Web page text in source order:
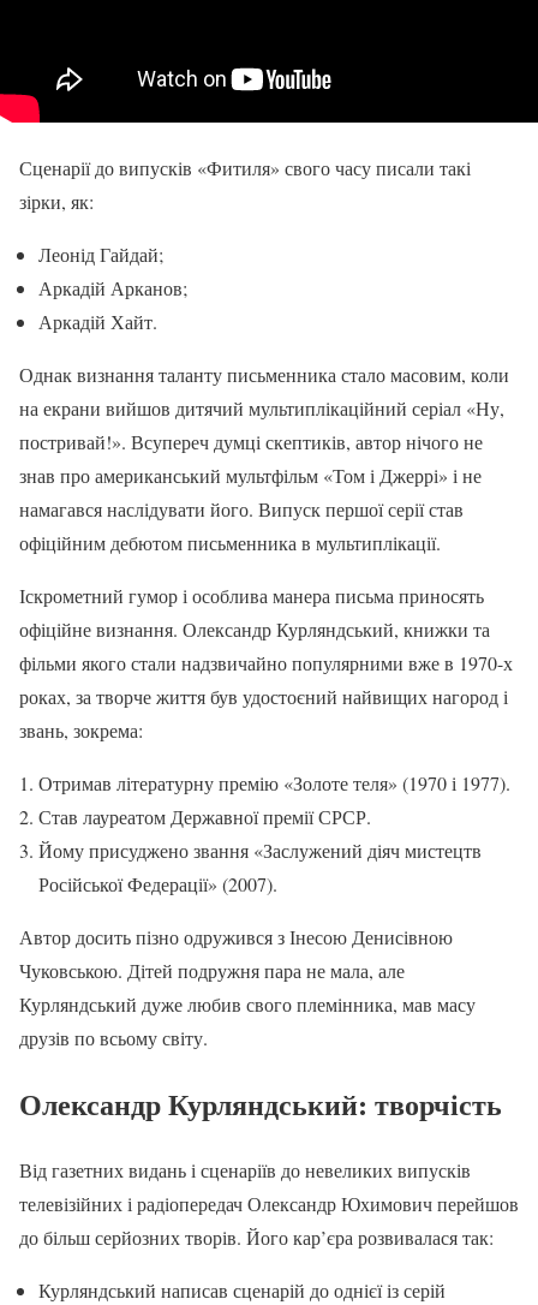
Сценарії до випусків «Фитиля» свого часу писали такі
зірки, як:
Леонід Гайдай;
Аркадій Арканов;
Аркадій Хайт.
Однак визнання таланту письменника стало масовим, коли
на екрани вийшов дитячий мультиплікаційний серіал «Ну,
постривай!». Всупереч думці скептиків, автор нічого не
знав про американський мультфільм «Том і Джеррі» і не
намагався наслідувати його. Випуск першої серії став
офіційним дебютом письменника в мультиплікації.
Іскрометний гумор і особлива манера письма приносять
офіційне визнання. Олександр Курляндський, книжки та
фільми якого стали надзвичайно популярними вже в 1970-х
роках, за творче життя був удостоєний найвищих нагород і
звань, зокрема:
Отримав літературну премію «Золоте теля» (1970 і 1977).
Став лауреатом Державної премії СРСР.
Йому присуджено звання «Заслужений діяч мистецтв
Російської Федерації» (2007).
Автор досить пізно одружився з Інесою Денисівною
Чуковською. Дітей подружня пара не мала, але
Курляндський дуже любив свого племінника, мав масу
друзів по всьому світу.
Олександр Курляндський: творчість
Від газетних видань і сценаріїв до невеликих випусків
телевізійних і радіопередач Олександр Юхимович перейшов
до більш серйозних творів. Його кар’єра розвивалася так:
Курляндський написав сценарій до однієї із серій